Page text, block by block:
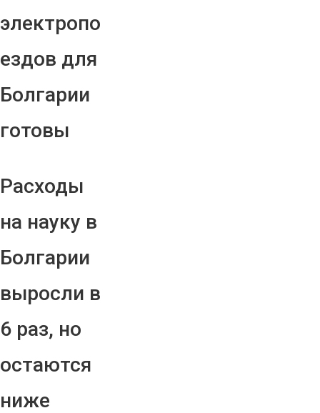
электропо
ездов для
Болгарии
готовы
Расходы
на науку в
Болгарии
выросли в
6 раз, но
остаются
ниже